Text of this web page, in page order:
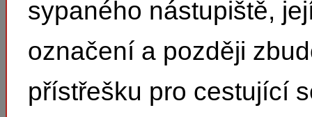
sypaného nástupiště,
označení a později
přístřešku pro cestující